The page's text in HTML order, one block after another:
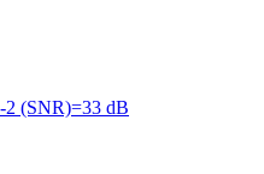
2 (SNR)=33 dB